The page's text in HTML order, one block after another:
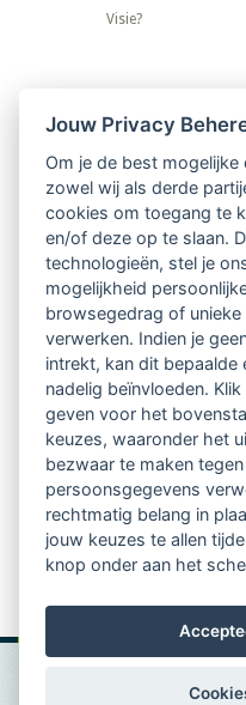
Visie?
Nieuwsbrief
Ontvang 10 x per jaar
relatienieuwsbrief
vrij toegankelijke
nieuws op het
begeleiden
informatie over
Aanmelden nieuwsbrief
Jouw Privacy
Om je de best
zowel wij als derde
cookies om toegang te
en/of deze op te slaan.
technologieën, stel je
mogelijkheid
browsegedrag of
verwerken. Indien je
intrekt, kan dit bepaalde
nadelig beïnvloeden.
geven voor het
keuzes, waaronder het
bezwaar te maken
persoonsgegevens
rechtmatig belang in
jouw keuzes te allen
knop onder aan het